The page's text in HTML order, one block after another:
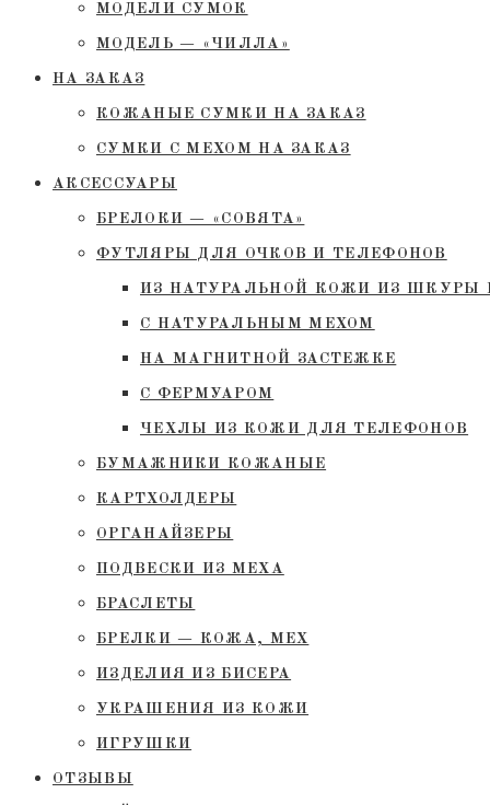
МОДЕЛИ СУМОК
МОДЕЛЬ — «ЧИЛЛА»
НА ЗАКАЗ
КОЖАНЫЕ СУМКИ НА ЗАКАЗ
СУМКИ С МЕХОМ НА ЗАКАЗ
АКСЕССУАРЫ
БРЕЛОКИ — «СОВЯТА»
ФУТЛЯРЫ ДЛЯ ОЧКОВ И ТЕЛЕФОНОВ
ИЗ НАТУРАЛЬНОЙ КОЖИ ИЗ ШКУРЫ
С НАТУРАЛЬНЫМ МЕХОМ
НА МАГНИТНОЙ ЗАСТЕЖКЕ
С ФЕРМУАРОМ
ЧЕХЛЫ ИЗ КОЖИ ДЛЯ ТЕЛЕФОНОВ
БУМАЖНИКИ КОЖАНЫЕ
КАРТХОЛДЕРЫ
ОРГАНАЙЗЕРЫ
ПОДВЕСКИ ИЗ МЕХА
БРАСЛЕТЫ
БРЕЛКИ — КОЖА, МЕХ
ИЗДЕЛИЯ ИЗ БИСЕРА
УКРАШЕНИЯ ИЗ КОЖИ
ИГРУШКИ
ОТЗЫВЫ